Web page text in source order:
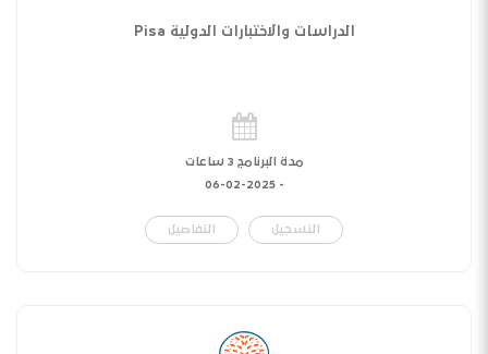
الدراسات والاختبارات الدولية Pisa
مدة البرنامج 3 ساعات
-
06-02-2025
التسجيل التفاصيل